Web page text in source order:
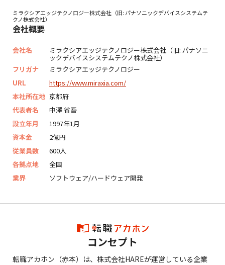
ミラクシアエッジテクノロジー株式会社（旧: パナソニックデバイスシステムテ
クノ株式会社）
会社概要
会社名 ミラクシアエッジテクノロジー株式会社（旧: パナソニ
ックデバイスシステムテクノ株式会社）
フリガナ
ミラクシアエッジテクノロジー
URL
https://www.miraxia.com/
本社所在地 京都府
代表者名
中澤 省吾
設立年月
1997年1月
資本金
2億円
従業員数
600人
各拠点地
全国
業界
ソフトウェア/ハードウェア開発
コンセプト
転職アカホン（赤本）は、株式会社HAREが運営している企業